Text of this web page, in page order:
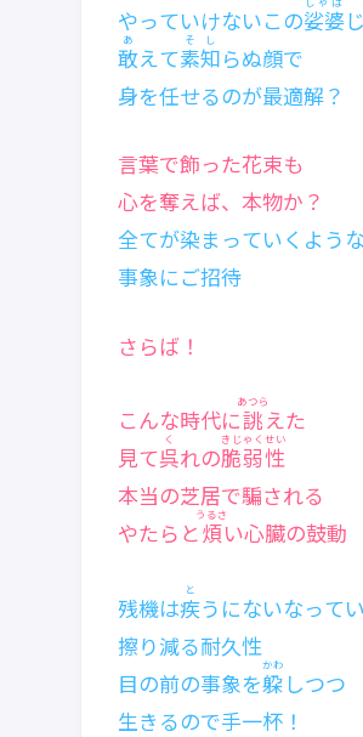
やっていけないこの娑婆
敢
あ
えて素知
そし
らぬ顔で
身を任せるのが最適解？
言葉で飾った花束も
心を奪えば、本物か？
全てが染まっていくよう
事象にご招待
さらば！
こんな時代に誂
あつら
えた
見て呉
く
れの脆弱性
きじゃくせい
本当の芝居で騙される
やたらと煩
うるさ
い心臓の鼓動
残機は疾
と
うにないなって
擦り減る耐久性
目の前の事象を躱
かわ
しつつ
生きるので手一杯！